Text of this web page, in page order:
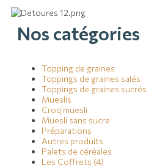
Nos catégories
Topping de graines
Toppings de graines salés
Toppings de graines sucrés
Mueslis
Croq’muesli
Muesli sans sucre
Préparations
Autres produits
Palets de céréales
Les Coffrets (4)